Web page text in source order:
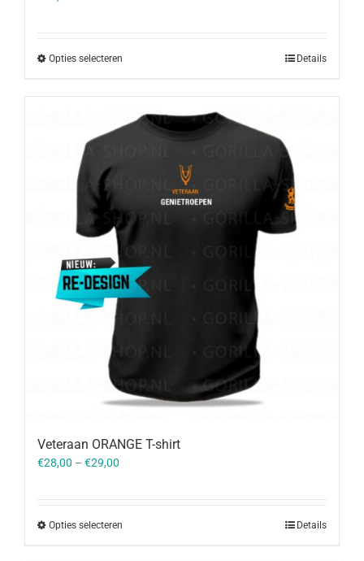
Opties selecteren Details
Veteraan ORANGE T-shirt
€28,00 – €29,00
Opties selecteren Details